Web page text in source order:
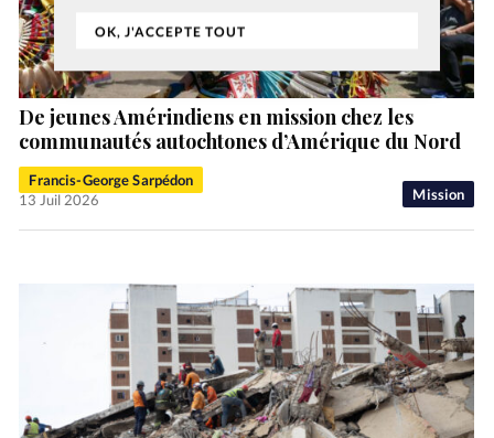
OK, J'ACCEPTE TOUT
Mission
De jeunes Amérindiens en mission chez les
communautés autochtones d’Amérique du Nord
Francis-George Sarpédon
13 Juil 2026